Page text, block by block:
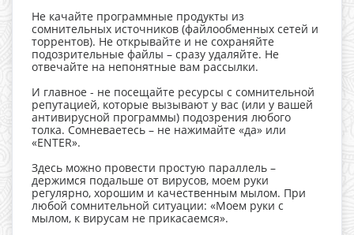
Не качайте программные продукты из
сомнительных источников (файлообменных сетей и
торрентов). Не открывайте и не сохраняйте
подозрительные файлы – сразу удаляйте. Не
отвечайте на непонятные вам рассылки.
И главное - не посещайте ресурсы с сомнительной
репутацией, которые вызывают у вас (или у вашей
антивирусной программы) подозрения любого
толка. Сомневаетесь – не нажимайте «да» или
«ENTER».
Здесь можно провести простую параллель –
держимся подальше от вирусов, моем руки
регулярно, хорошим и качественным мылом. При
любой сомнительной ситуации: «Моем руки с
мылом, к вирусам не прикасаемся».